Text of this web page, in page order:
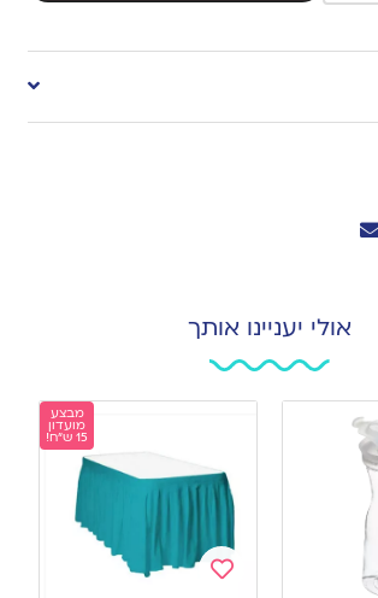
אולי יעניינו אותך
מבצע
מועדון
15 ש"ח!